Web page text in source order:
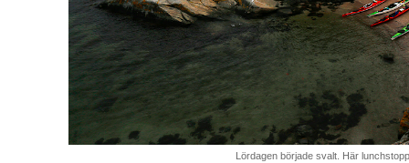
Lördagen började svalt. Här